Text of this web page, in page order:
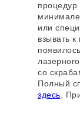
процедур
или
взывать
со
Полный
здесь .